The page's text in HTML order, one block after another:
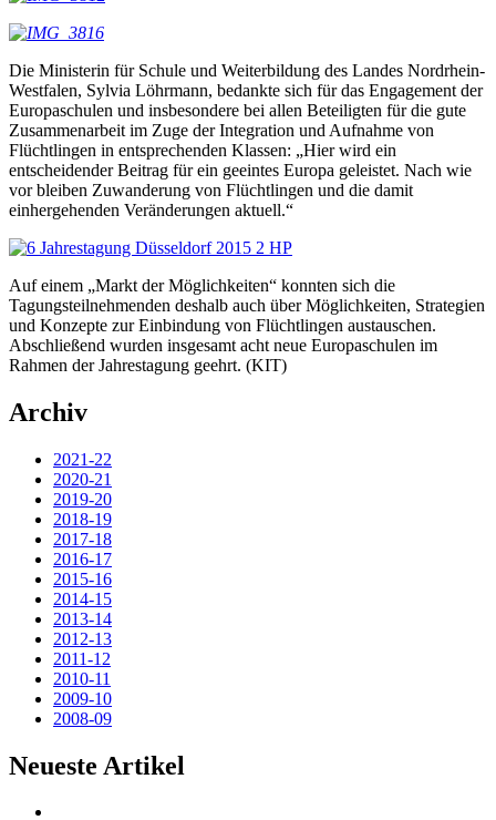
Die Ministerin für Schule und Weiterbildung des Landes Nordrhein-
Westfalen, Sylvia Löhrmann, bedankte sich für das Engagement der
Europaschulen und insbesondere bei allen Beteiligten für die gute
Zusammenarbeit im Zuge der Integration und Aufnahme von
Flüchtlingen in entsprechenden Klassen: „Hier wird ein
entscheidender Beitrag für ein geeintes Europa geleistet. Nach wie
vor bleiben Zuwanderung von Flüchtlingen und die damit
einhergehenden Veränderungen aktuell.“
Auf einem „Markt der Möglichkeiten“ konnten sich die
Tagungsteilnehmenden deshalb auch über Möglichkeiten, Strategien
und Konzepte zur Einbindung von Flüchtlingen austauschen.
Abschließend wurden insgesamt acht neue Europaschulen im
Rahmen der Jahrestagung geehrt. (KIT)
Archiv
2021-22
2020-21
2019-20
2018-19
2017-18
2016-17
2015-16
2014-15
2013-14
2012-13
2011-12
2010-11
2009-10
2008-09
Neueste Artikel